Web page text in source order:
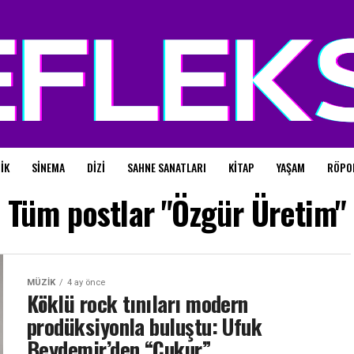
SINEMA DIZI SAHNE SANATLARI KITAP YAŞAM
Tüm postlar "Özgür Üretim"
MÜZIK 4 ay önce
Köklü rock tınıları modern
prodüksiyonla buluştu: Ufuk